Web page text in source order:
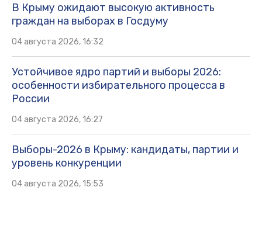
В Крыму ожидают высокую активность
граждан на выборах в Госдуму
04 августа 2026, 16:32
Устойчивое ядро партий и выборы 2026:
особенности избирательного процесса в
России
04 августа 2026, 16:27
Выборы-2026 в Крыму: кандидаты, партии и
уровень конкуренции
04 августа 2026, 15:53